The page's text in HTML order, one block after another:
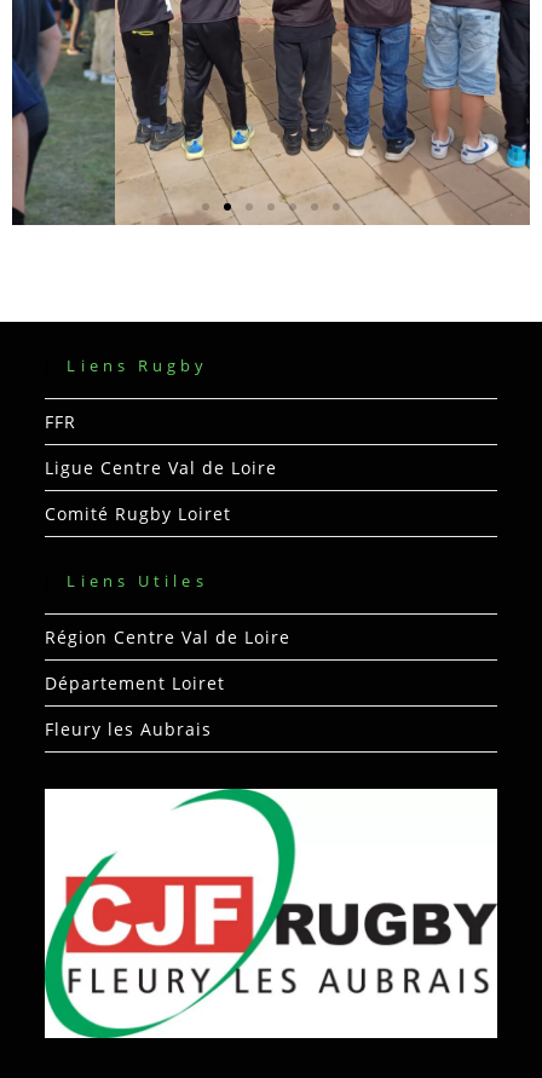
Tournoi de Pornic
2024
Cliquez ici
Liens Rugby
FFR
Ligue Centre Val de Loire
Comité Rugby Loiret
Liens Utiles
Région Centre Val de Loire
Département Loiret
Fleury les Aubrais